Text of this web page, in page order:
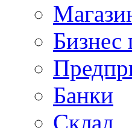
Бизнес
Банки
Склад